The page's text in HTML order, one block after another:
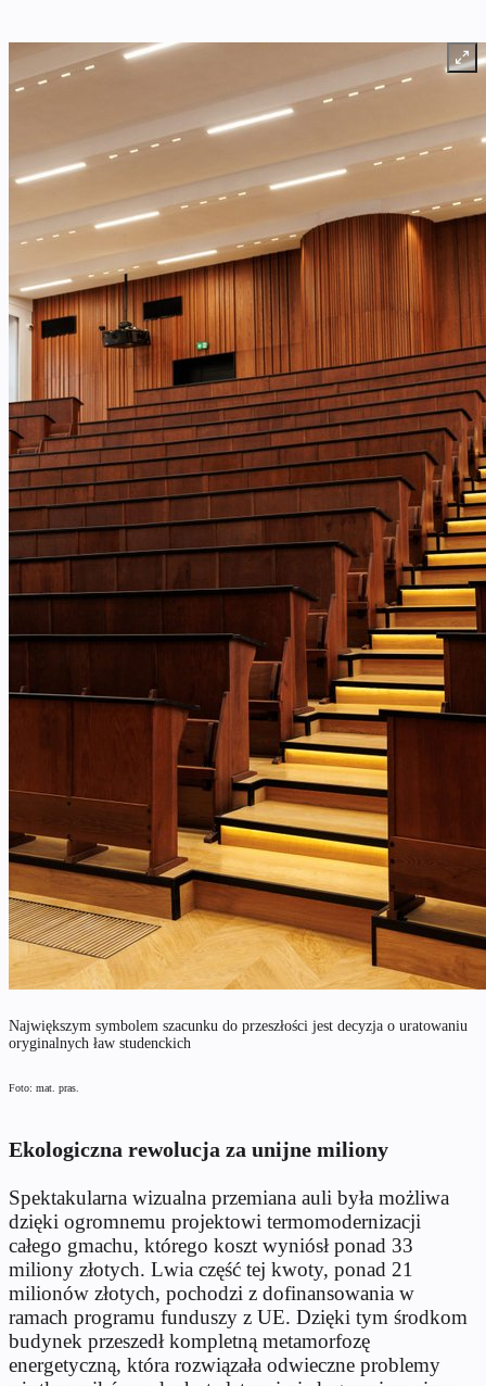
Największym symbolem szacunku do przeszłości jest decyzja o uratowaniu
oryginalnych ław studenckich
Foto: mat. pras.
Ekologiczna rewolucja za unijne miliony
Spektakularna wizualna przemiana auli była możliwa
dzięki ogromnemu projektowi termomodernizacji
całego gmachu, którego koszt wyniósł ponad 33
miliony złotych. Lwia część tej kwoty, ponad 21
milionów złotych, pochodzi z dofinansowania w
ramach programu funduszy z UE. Dzięki tym środkom
budynek przeszedł kompletną metamorfozę
energetyczną, która rozwiązała odwieczne problemy